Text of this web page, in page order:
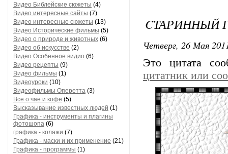
Видео Библейские сюжеты (4)
Видео интересные сайты (7)
Видео интересные сюжеты (13)
Видео Исторические фильмы (5)
Видео о природе и животных (6)
Видео об искусстве (2)
Видео Особенное видио (6)
Видео рецепты (9)
Видео фильмы (1)
Видеоуроки (10)
Видеофильмы Оперетта (3)
Все о чае и кофе (5)
Высказывание известных людей (1)
Графика - инструменты и плагины
фотошопа (6)
графика - колажи (7)
Графика - маски и их применение (21)
Графика - программы (1)
CТАРИННЫЙ
Четверг, 26 Мая
Это цитата
цитатник или